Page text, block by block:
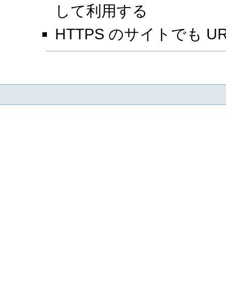
して利用する
HTTPS のサイトでも